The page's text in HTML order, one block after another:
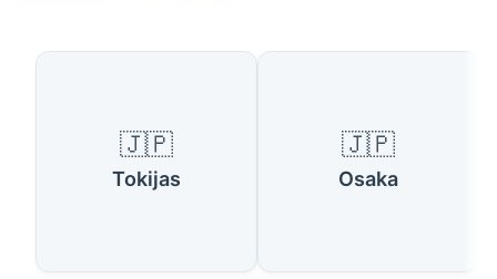
Populiariausi miestai Japonijoje
🇯🇵
Tokijas
🇯🇵
Osaka